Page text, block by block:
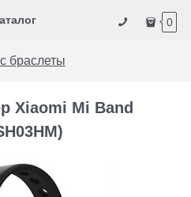
0
браслеты
Xiaomi Mi Band